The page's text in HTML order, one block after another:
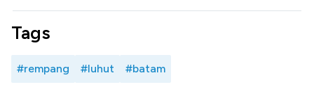
Tags
#rempang #luhut #batam